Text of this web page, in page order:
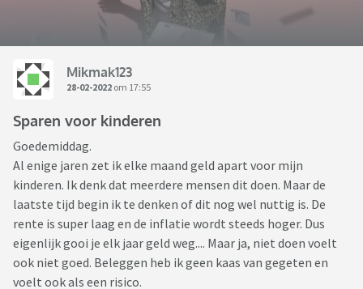
Mikmak123
28-02-2022 om 17:55
Sparen voor kinderen
Goedemiddag.
Al enige jaren zet ik elke maand geld apart voor mijn
kinderen. Ik denk dat meerdere mensen dit doen. Maar de
laatste tijd begin ik te denken of dit nog wel nuttig is. De
rente is super laag en de inflatie wordt steeds hoger. Dus
eigenlijk gooi je elk jaar geld weg.... Maar ja, niet doen voelt
ook niet goed. Beleggen heb ik geen kaas van gegeten en
voelt ook als een risico.